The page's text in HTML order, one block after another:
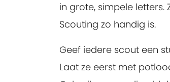
in grote, simpele
Scouting zo handig is.
Geef iedere scout een
Laat ze eerst met